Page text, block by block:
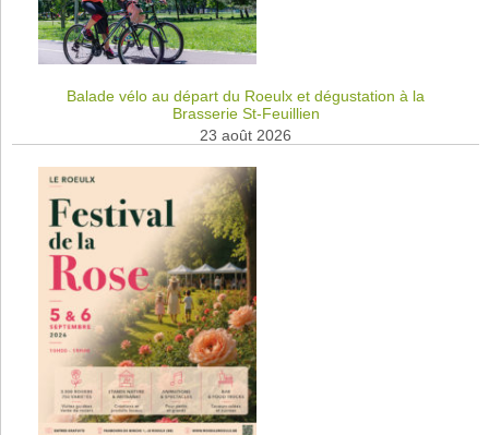
Balade vélo au départ du Roeulx et dégustation à la
Brasserie St-Feuillien
23 août 2026